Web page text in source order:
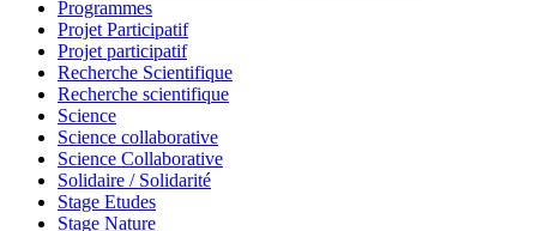
Programmes
Projet Participatif
Projet participatif
Recherche Scientifique
Recherche scientifique
Science
Science collaborative
Science Collaborative
Solidaire / Solidarité
Stage Etudes
Stage Nature